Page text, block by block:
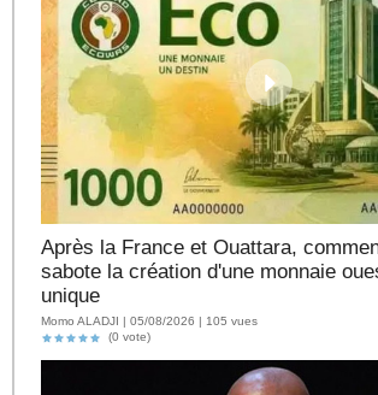
Après la France et Ouattara,
sabote la création d'une monnaie
unique
Momo ALADJI | 05/08/2026 | 105 vues
(0 vote)